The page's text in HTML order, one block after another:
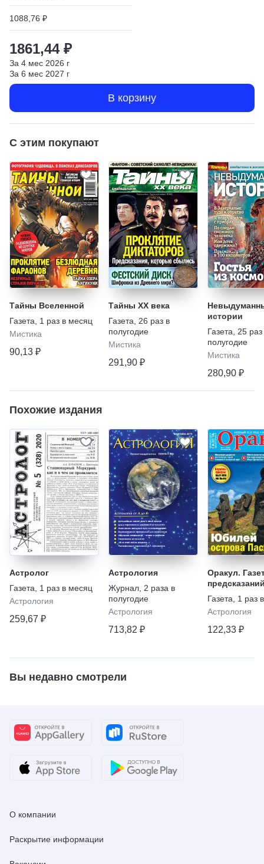
1088,76 ₽
1861,44 ₽
За 4 мес 2026 г
За 6 мес 2027 г
В корзину
С этим покупают
Тайны Вселенной
Газета
1 раз в месяц
Мистика
90,13 ₽
Тайны XX века
Газета
26 раз в
полугодие
Мистика
291,90 ₽
истории
Газета
25 раз
полугодие
Мистика
280,90 ₽
Похожие издания
Астролог
Газета
1 раз в месяц
Астрология
259,67 ₽
Астрология
Журнал 2 раза в
полугодие
Астрология
713,82 ₽
Оракул.
Газета
1 раз
Астрология
122,33 ₽
Вы недавно смотрели
О компании
Раскрытие информации